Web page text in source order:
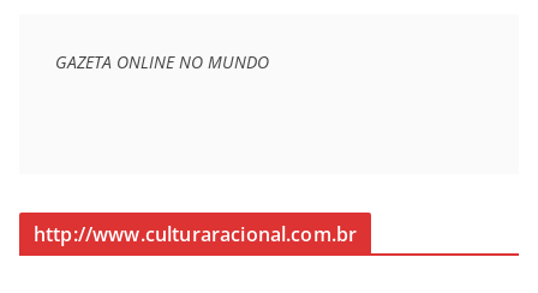
GAZETA ONLINE NO MUNDO
http://www.culturaracional.com.br